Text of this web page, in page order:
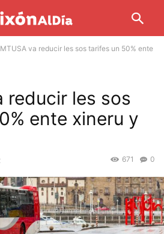
va reducir les sos tarifes un 50% ente
reducir les sos
ente xineru y
0
671